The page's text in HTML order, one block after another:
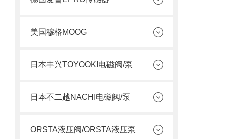
美国穆格MOOG
日本丰兴TOYOOKI电磁阀/泵
日本不二越NACHI电磁阀/泵
ORSTA液压阀/ORSTA液压泵